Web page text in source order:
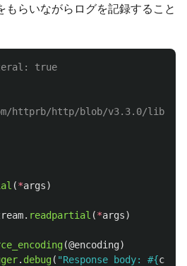
もらいながらログを記録すること
true
httprb/http/blob/v3.3.0/lib/
(*args)
. readpartial (*args)
(@encoding)
. debug( "Response body: #{chunk